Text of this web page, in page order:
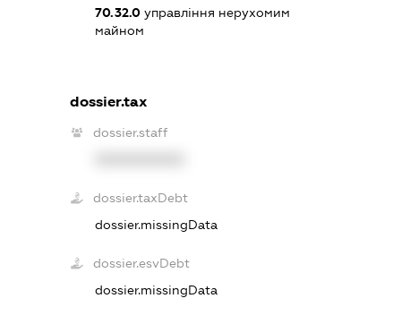
70.32.0 управління нерухомим
майном
dossier.tax
dossier.staff
dossier.taxDebt
dossier.missingData
dossier.esvDebt
dossier.missingData